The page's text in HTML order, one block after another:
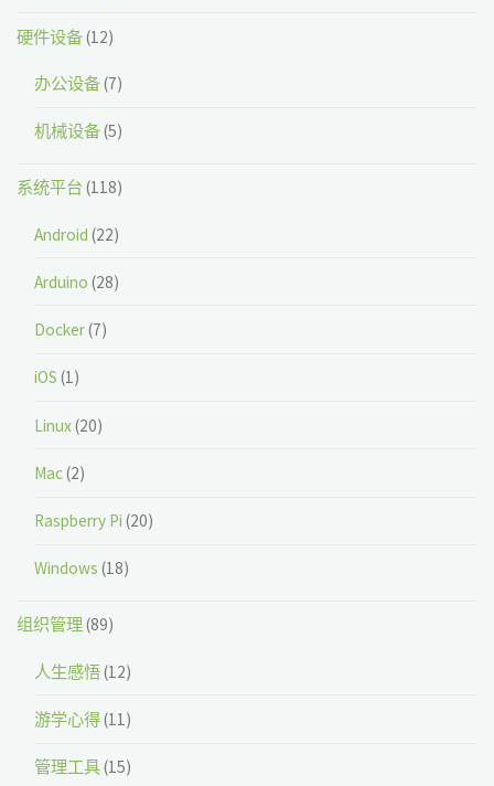
硬件设备(12)
办公设备(7)
机械设备(5)
系统平台 (118)
Android (22)
Arduino (28)
Docker(7)
iOS (1)
Linux(20)
Mac(2)
Raspberry Pi (20)
Windows (18)
组织管理(89)
人生感悟(12)
游学心得(11)
管理工具(15)